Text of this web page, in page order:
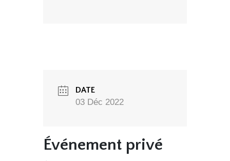
DATE
03 Déc 2022
Événement privé